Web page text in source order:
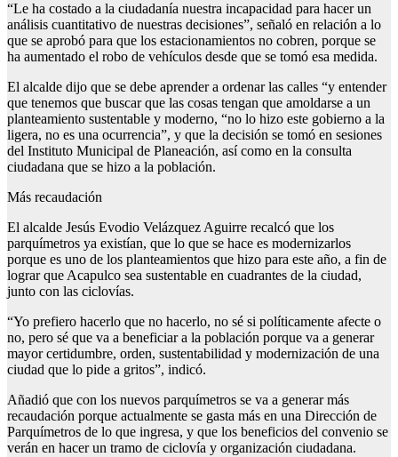
“Le ha costado a la ciudadanía nuestra incapacidad para hacer un
análisis cuantitativo de nuestras decisiones”, señaló en relación a lo
que se aprobó para que los estacionamientos no cobren, porque se
ha aumentado el robo de vehículos desde que se tomó esa medida.
El alcalde dijo que se debe aprender a ordenar las calles “y entender
que tenemos que buscar que las cosas tengan que amoldarse a un
planteamiento sustentable y moderno, “no lo hizo este gobierno a la
ligera, no es una ocurrencia”, y que la decisión se tomó en sesiones
del Instituto Municipal de Planeación, así como en la consulta
ciudadana que se hizo a la población.
Más recaudación
El alcalde Jesús Evodio Velázquez Aguirre recalcó que los
parquímetros ya existían, que lo que se hace es modernizarlos
porque es uno de los planteamientos que hizo para este año, a fin de
lograr que Acapulco sea sustentable en cuadrantes de la ciudad,
junto con las ciclovías.
“Yo prefiero hacerlo que no hacerlo, no sé si políticamente afecte o
no, pero sé que va a beneficiar a la población porque va a generar
mayor certidumbre, orden, sustentabilidad y modernización de una
ciudad que lo pide a gritos”, indicó.
Añadió que con los nuevos parquímetros se va a generar más
recaudación porque actualmente se gasta más en una Dirección de
Parquímetros de lo que ingresa, y que los beneficios del convenio se
verán en hacer un tramo de ciclovía y organización ciudadana.